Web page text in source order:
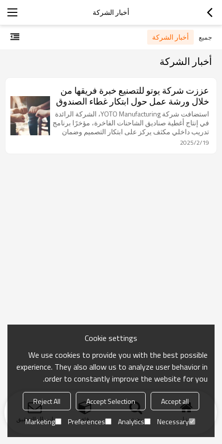
أخبار الشركة
جميع أخبار الشركة
أخبار الشركة
عززت شركة يوتو للتصنيع خبرة فريقها من
خلال ورشة عمل حول ابتكار غطاء الصندوق
الخلفي
استضافت شركة YOTO Manufacturing، الشركة الرائدة
في إنتاج أغطية صناديق الشاحنات الفاخرة، مؤخرًا برنامج
تدريب داخلي مكثف يركز على ابتكار التصميم وضمان
الجودة.
2025/2/19
منزل بحث فئة ارسال التحقيق
Cookie settings
We use cookies to provide you with the best possible
experience. They also allow us to analyze user behavior in
order to constantly improve the website for you.
Accept all
Accept Selection
Reject All
Necessary
Analytics
Preferences
Marketing